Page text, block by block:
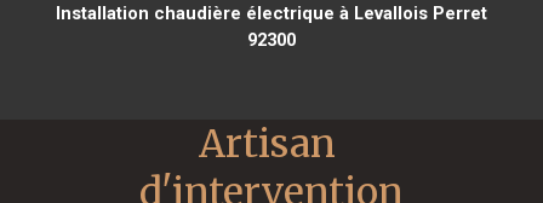
Installation chaudière électrique à Levallois Perret
92300
Artisan
d'intervention